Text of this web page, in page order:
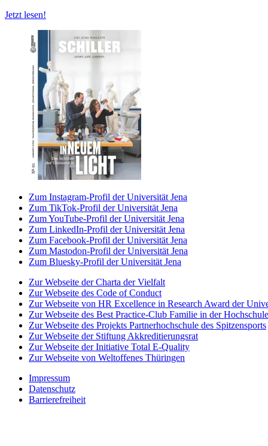
Jetzt lesen!
Zum Instagram-Profil der Universität Jena
Zum TikTok-Profil der Universität Jena
Zum YouTube-Profil der Universität Jena
Zum LinkedIn-Profil der Universität Jena
Zum Facebook-Profil der Universität Jena
Zum Mastodon-Profil der Universität Jena
Zum Bluesky-Profil der Universität Jena
Zur Webseite der Charta der Vielfalt
Zur Webseite des Code of Conduct
Zur Webseite von HR Excellence in Research Award der
Zur Webseite des Best Practice-Club Familie in der Hochschule
Zur Webseite des Projekts Partnerhochschule des Spitzensports
Zur Webseite der Stiftung Akkreditierungsrat
Zur Webseite der Initiative Total E-Quality
Zur Webseite von Weltoffenes Thüringen
Impressum
Datenschutz
Barrierefreiheit